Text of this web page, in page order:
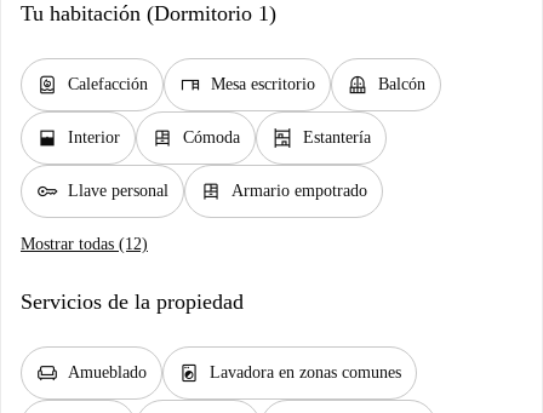
Tu habitación (Dormitorio 1)
water_heater Calefacción desk Mesa escritorio balcony Balcón
window_open Interior dresser Cómoda shelves Estantería
key Llave personal dresser Armario empotrado
Mostrar todas (12)
Servicios de la propiedad
chair Amueblado local_laundry_service Lavadora en zonas comunes